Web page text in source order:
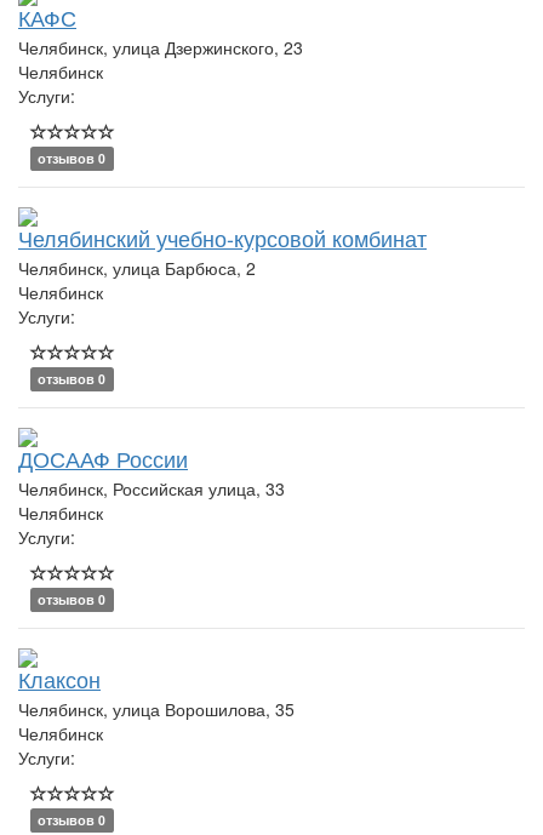
КАФС
Челябинск, улица Дзержинского, 23
Челябинск
Услуги:
отзывов 0
Челябинский учебно-курсовой комбинат
Челябинск, улица Барбюса, 2
Челябинск
Услуги:
отзывов 0
ДОСААФ России
Челябинск, Российская улица, 33
Челябинск
Услуги:
отзывов 0
Клаксон
Челябинск, улица Ворошилова, 35
Челябинск
Услуги:
отзывов 0